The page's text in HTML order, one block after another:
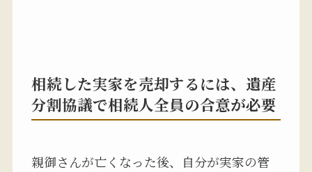
相続した実家を売却するには、遺産
分割協議で相続人全員の合意が必要
親御さんが亡くなった後、自分が実家の管